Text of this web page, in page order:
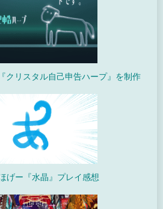
クリスタル自己申告ハープ』を制作
げー『水晶』プレイ感想